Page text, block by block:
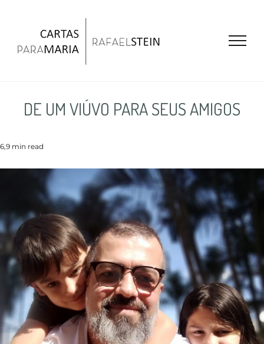
DE UM VIÚVO PARA SEUS AMIGOS
6,9 min read